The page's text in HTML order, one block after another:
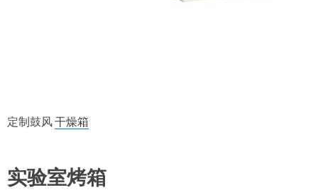
定制鼓风干燥箱
实验室烤箱